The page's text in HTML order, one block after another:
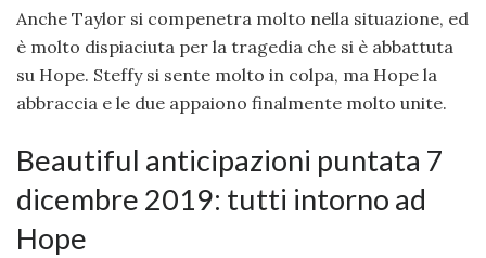
Anche Taylor si compenetra molto nella situazione, ed
è molto dispiaciuta per la tragedia che si è abbattuta
su Hope. Steffy si sente molto in colpa, ma Hope la
abbraccia e le due appaiono finalmente molto unite.
Beautiful anticipazioni puntata 7
dicembre 2019: tutti intorno ad
Hope